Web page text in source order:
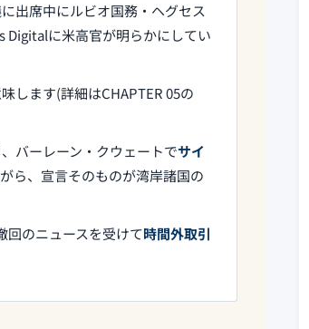
出席中にルビオ国務・ヘグセス
Digitalに米高官が明らかにしてい
します(詳細はCHAPTER 05の
バーレーン・クウェートでサイ
ら、宣言そのものが湾岸諸国の
のニュースを受けて時間外取引